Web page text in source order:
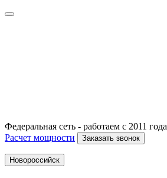
Федеральная сеть - работаем с 2011 года
Расчет мощности
Заказать звонок
Новороссийск